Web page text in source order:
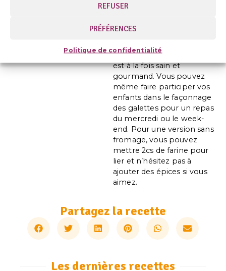
REFUSER
PRÉFÉRENCES
Politique de confidentialité
préparez la vinaigrette.
chaudes avec la mâche.
Cabas:Ce plat végétarien
est à la fois sain et
gourmand. Vous pouvez
même faire participer vos
enfants dans le façonnage
des galettes pour un repas
du mercredi ou le week-
end. Pour une version sans
fromage, vous pouvez
mettre 2cs de farine pour
lier et n’hésitez pas à
ajouter des épices si vous
aimez.
Partagez la recette
Les dernières recettes